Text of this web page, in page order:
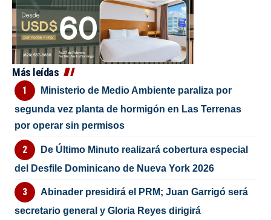
Más leídas
Ministerio de Medio Ambiente paraliza por
segunda vez planta de hormigón en Las Terrenas
por operar sin permisos
De Último Minuto realizará cobertura especial
del Desfile Dominicano de Nueva York 2026
Abinader presidirá el PRM; Juan Garrigó será
secretario general y Gloria Reyes dirigirá